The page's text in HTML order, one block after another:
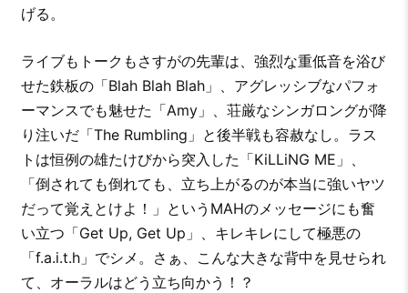
げる。
ライブもトークもさすがの先輩は、強烈な重低音を浴び
せた鉄板の「Blah Blah Blah」、アグレッシブなパフォ
ーマンスでも魅せた「Amy」、荘厳なシンガロングが降
り注いだ「The Rumbling」と後半戦も容赦なし。ラス
トは恒例の雄たけびから突入した「KiLLiNG ME」、
「倒されても倒れても、立ち上がるのが本当に強いヤツ
だって覚えとけよ！」というMAHのメッセージにも奮
い立つ「Get Up, Get Up」、キレキレにして極悪の
「f.a.i.t.h」でシメ。さぁ、こんな大きな背中を見せられ
て、オーラルはどう立ち向かう！？